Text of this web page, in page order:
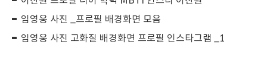
임영웅 사진 _프로필 배경화면 모음
임영웅 사진 고화질 배경화면 프로필 인스타그램 _1